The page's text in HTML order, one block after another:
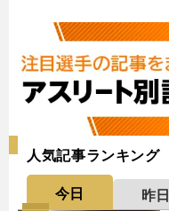
人気記事ランキング
今日 昨日